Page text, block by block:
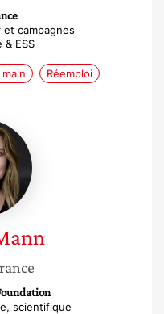
campagnes
& ESS
Réemploi
scientifique